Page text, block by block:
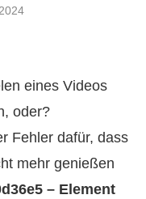
eines Videos
oder?
Fehler dafür, dass
mehr genießen
– Element